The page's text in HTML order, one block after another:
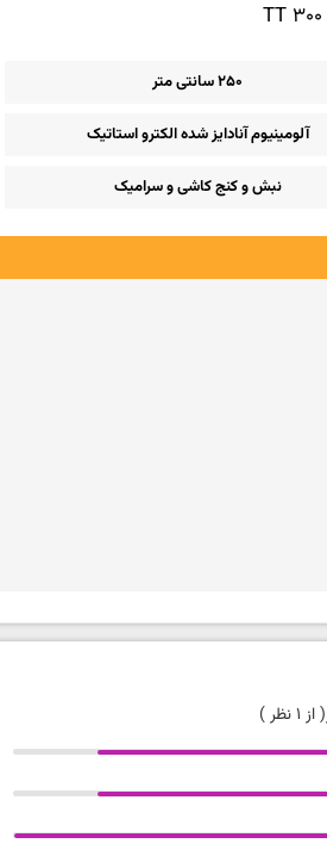
250 سانتی متر
آلومینیوم آنادایز شده الکترو استاتیک
نبش و کنج کاشی و سرامیک
( از 1 نظر )